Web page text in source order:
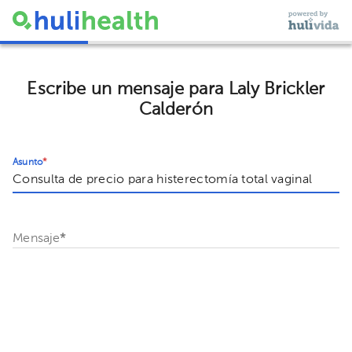
Escribe un mensaje para Laly Brickler
Calderón
Asunto*
Mensaje*